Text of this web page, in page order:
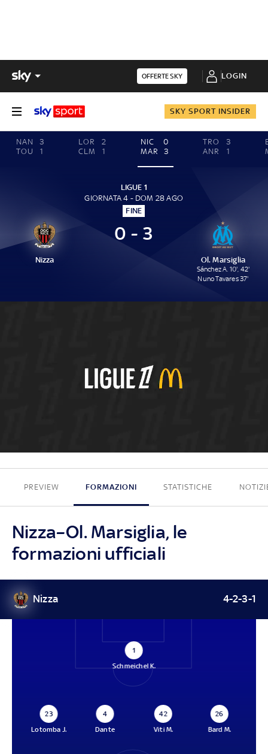
OFFERTE SKY LOGIN
SKY SPORT INSIDER
NAN
3
TOU
1
LOR
2
CLM
1
NIC
0
MAR
3
TRO
3
ANR
1
LIGUE 1
GIORNATA 4 - DOM 28 AGO
FINE
Nizza
0 - 3
Ol. Marsiglia
Sánchez A. 10', 42'
Nuno Tavares 37'
0 - 3
PREVIEW FORMAZIONI STATISTICHE
Nizza–Ol. Marsiglia, le
formazioni ufficiali
Nizza 4-2-3-1
1
Schmeichel K.
23
Lotomba J.
4
Dante
42
Viti M.
26
Bard M.